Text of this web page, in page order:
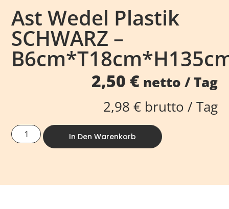
Ast Wedel Plastik
SCHWARZ –
2,50 €netto / Tag
2,98 €brutto / Tag
In Den Warenkorb